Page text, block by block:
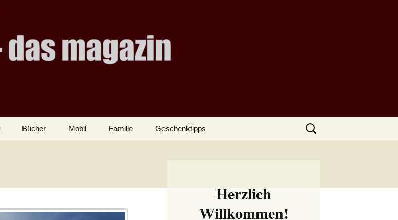
Bücher Mobil Familie Geschenktipps
Suchen
nach:
Herzlich
Willkommen!